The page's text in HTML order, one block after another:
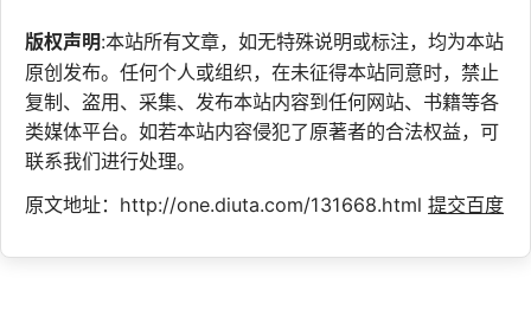
版权声明:本站所有文章，如无特殊说明或标注，均为本站
原创发布。任何个人或组织，在未征得本站同意时，禁止
复制、盗用、采集、发布本站内容到任何网站、书籍等各
类媒体平台。如若本站内容侵犯了原著者的合法权益，可
联系我们进行处理。
原文地址：http://one.diuta.com/131668.html 提交百度